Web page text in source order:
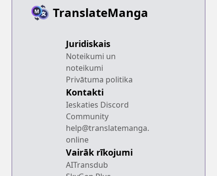
TranslateManga
Juridiskais
Noteikumi un
noteikumi
Privātuma politika
Kontakti
Ieskaties Discord
Community
help@translatemanga.
online
Vairāk rīkojumi
AITransdub